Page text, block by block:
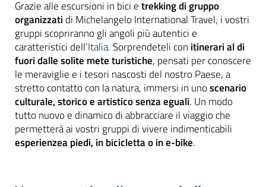
Grazie alle escursioni in bici etrekking di gruppo
organizzati di Michelangelo International Travel, i vostri
gruppi scopriranno gli angoli più autentici e
caratteristici dell’Italia. Sorprendeteli con itinerari al di
fuori dalle solite mete turistiche, pensati per conoscere
le meraviglie e i tesori nascosti del nostro Paese, a
stretto contatto con la natura, immersi in unoscenario
culturale, storico e artistico senza eguali. Un modo
tutto nuovo e dinamico di abbracciare il viaggio che
permetterà ai vostri gruppi di vivere indimenticabili
esperienzea piedi, in bicicletta o in e-bike.